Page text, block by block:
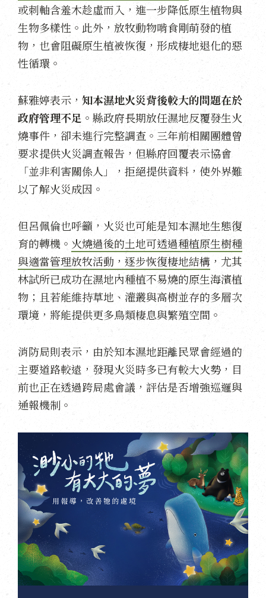
或刺軸含羞木趁虛而入，進一步降低原生植物與
生物多樣性。此外，放牧動物啃食剛萌發的植
物，也會阻礙原生植被恢復，形成棲地退化的惡
性循環。
蘇雅婷表示， 知本濕地火災背後較大的問題在於
政府管理不足 。縣政府長期放任濕地反覆發生火
燒事件，卻未進行完整調查。三年前相關團體曾
要求提供火災調查報告，但縣府回覆表示協會
「並非利害關係人」，拒絕提供資料，使外界難
以了解火災成因。
但呂佩倫也呼籲，火災也可能是知本濕地生態復
育的轉機。 火燒過後的土地可透過種植原生樹種
與適當管理放牧活動，逐步恢復棲地結構 ，尤其
林試所已成功在濕地內種植不易燒的原生海濱植
物；且若能維持草地、灌叢與高樹並存的多層次
環境，將能提供更多鳥類棲息與繁殖空間。
消防局則表示，由於知本濕地距離民眾會經過的
主要道路較遠，發現火災時多已有較大火勢，目
前也正在透過跨局處會議，評估是否增強巡邏與
通報機制。